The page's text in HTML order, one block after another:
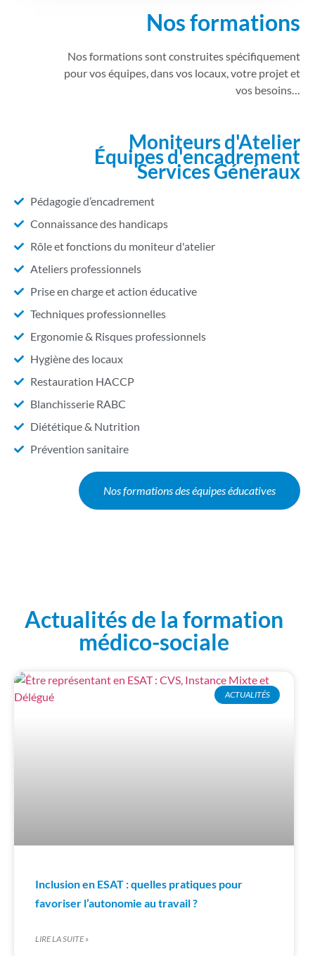
Nos formations
Nos formations sont construites spécifiquement
pour vos équipes, dans vos locaux, votre projet et
vos besoins…
Moniteurs d'Atelier
Équipes d'encadrement
Services Généraux
Pédagogie d’encadrement
Connaissance des handicaps
Rôle et fonctions du moniteur d'atelier
Ateliers professionnels
Prise en charge et action éducative
Techniques professionnelles
Ergonomie & Risques professionnels
Hygiène des locaux
Restauration HACCP
Blanchisserie RABC
Diététique & Nutrition
Prévention sanitaire
Nos formations des équipes éducatives
Actualités de la formation
médico-sociale
ACTUALITÉS
Inclusion en ESAT : quelles pratiques pour
favoriser l’autonomie au travail ?
LIRE LA SUITE »